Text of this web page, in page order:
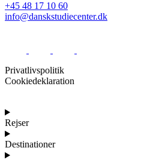
+45 48 17 10 60
info@danskstudiecenter.dk
Privatlivspolitik
Cookiedeklaration
Rejser
Destinationer